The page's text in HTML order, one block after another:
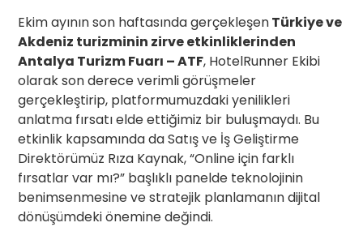
Ekim ayının son haftasında gerçekleşenTürkiye ve
Akdeniz turizminin zirve etkinliklerinden
Antalya Turizm Fuarı – ATF, HotelRunner Ekibi
olarak son derece verimli görüşmeler
gerçekleştirip, platformumuzdaki yenilikleri
anlatma fırsatı elde ettiğimiz bir buluşmaydı. Bu
etkinlik kapsamında da Satış ve İş Geliştirme
Direktörümüz Rıza Kaynak, “Online için farklı
fırsatlar var mı?” başlıklı panelde teknolojinin
benimsenmesine ve stratejik planlamanın dijital
dönüşümdeki önemine değindi.